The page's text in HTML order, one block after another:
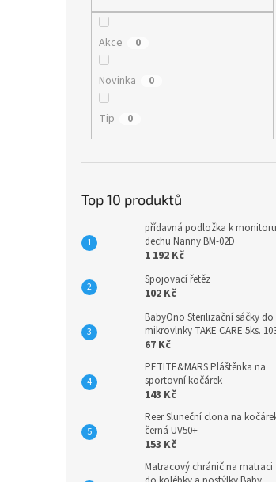
Akce 0
Novinka 0
Tip 0
Top 10 produktů
přídavná podložka k monitoru
dechu Nanny BM-02D
1 192 Kč
Spojovací řetěz
102 Kč
BabyOno Sterilizační sáčky do
mikrovlnky TAKE CARE 5ks.
67 Kč
PETITE&MARS Pláštěnka na
sportovní kočárek
143 Kč
Reer Sluneční clona na
černá UV50+
153 Kč
Matracový chránič na matraci